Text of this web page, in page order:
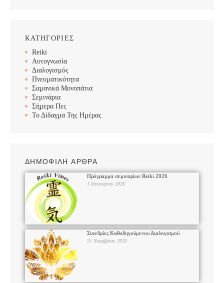
ΚΑΤΗΓΟΡΙΕΣ
Reiki
Αυτογνωσία
Διαλογισμός
Πνευματικότητα
Σαμανικά Μονοπάτια
Σεμινάρια
Σήμερα Πες
Το Δίδαγμα Της Ημέρας
ΔΗΜΟΦΙΛΗ ΑΡΘΡΑ
Πρόγραμμα σεμιναρίων Reiki 2026
1 Ιανουαρίου 2026
Συνεδρίες Καθοδηγούμενου Διαλογισμού
21 Νοεμβρίου 2020